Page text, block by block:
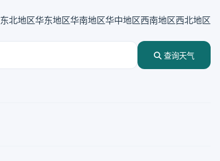
东北地区华东地区华南地区华中地区西南地区西北地区
查询天气